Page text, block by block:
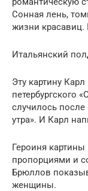
Сонная лень,
жизни красавиц.
Итальянский
Эту картину
петербургского
случилось после
утра». И Карл
Героиня
пропорциями и
Брюллов
женщины.